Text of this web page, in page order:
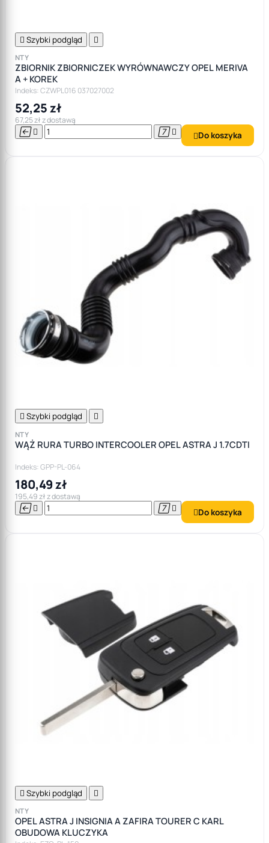
 Szybki podgląd 
NTY
ZBIORNIK ZBIORNICZEK WYRÓWNAWCZY OPEL MERIVA
A + KOREK
Indeks: CZWPL016 037027002
52,25 zł
67,25 zł z dostawą
    Do koszyka
 Szybki podgląd 
NTY
WĄŻ RURA TURBO INTERCOOLER OPEL ASTRA J 1.7CDTI
Indeks: GPP-PL-064
180,49 zł
195,49 zł z dostawą
    Do koszyka
 Szybki podgląd 
NTY
OPEL ASTRA J INSIGNIA A ZAFIRA TOURER C KARL
OBUDOWA KLUCZYKA